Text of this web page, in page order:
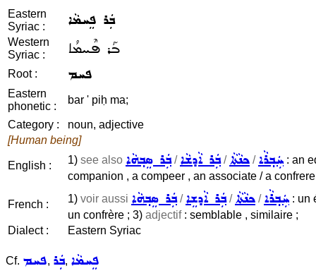
Eastern
Syriac :
ܒܲܪ ܦܸܚܡܵܐ
Western
Syriac :
ܒܰܪ ܦܶܚܡܳܐ
Root : ܦܚܡ
Eastern
phonetic :
bar ' piḥ ma;
Category :
noun, adjective
[Human being]
English : 1) see also ܒܲܪ ܣܸܒ݂ܗܵܐ/ܒܲܪ ܐܵܕܫܵܐ/ܟܢܵܬܵܐ /ܚܲܒ݂ܪܵܐ : an
companion , a compeer , an associate / a
French : 1) voir aussi ܒܲܪ ܣܸܒ݂ܗܵܐ/ܒܲܪ ܐܵܕܫܸܐ/ܟܢܵܬܵܐ /ܚܲܒ݂ܪܵܐ : un
un confrère ; 3) adjectif: semblable , similaire ;
Dialect :
Eastern Syriac
Cf. ܦܚܡ, ܒܲܪ, ܦܸܚܡܵܐ